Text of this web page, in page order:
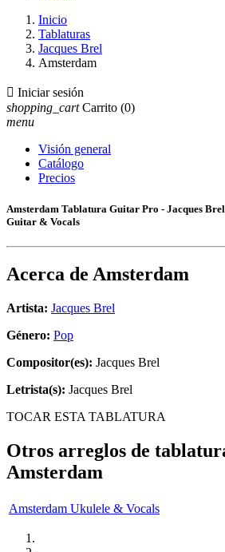
Inicio
Tablaturas
Jacques Brel
Amsterdam
 Iniciar sesión
shopping_cart Carrito (0)
menu
Visión general
Catálogo
Precios
Amsterdam Tablatura Guitar Pro - Jacques Brel
Guitar & Vocals
Acerca de Amsterdam
Artista: Jacques Brel
Género: Pop
Compositor(es): Jacques Brel
Letrista(s): Jacques Brel
TOCAR ESTA TABLATURA
Otros arreglos de
Amsterdam
Amsterdam Ukulele & Vocals